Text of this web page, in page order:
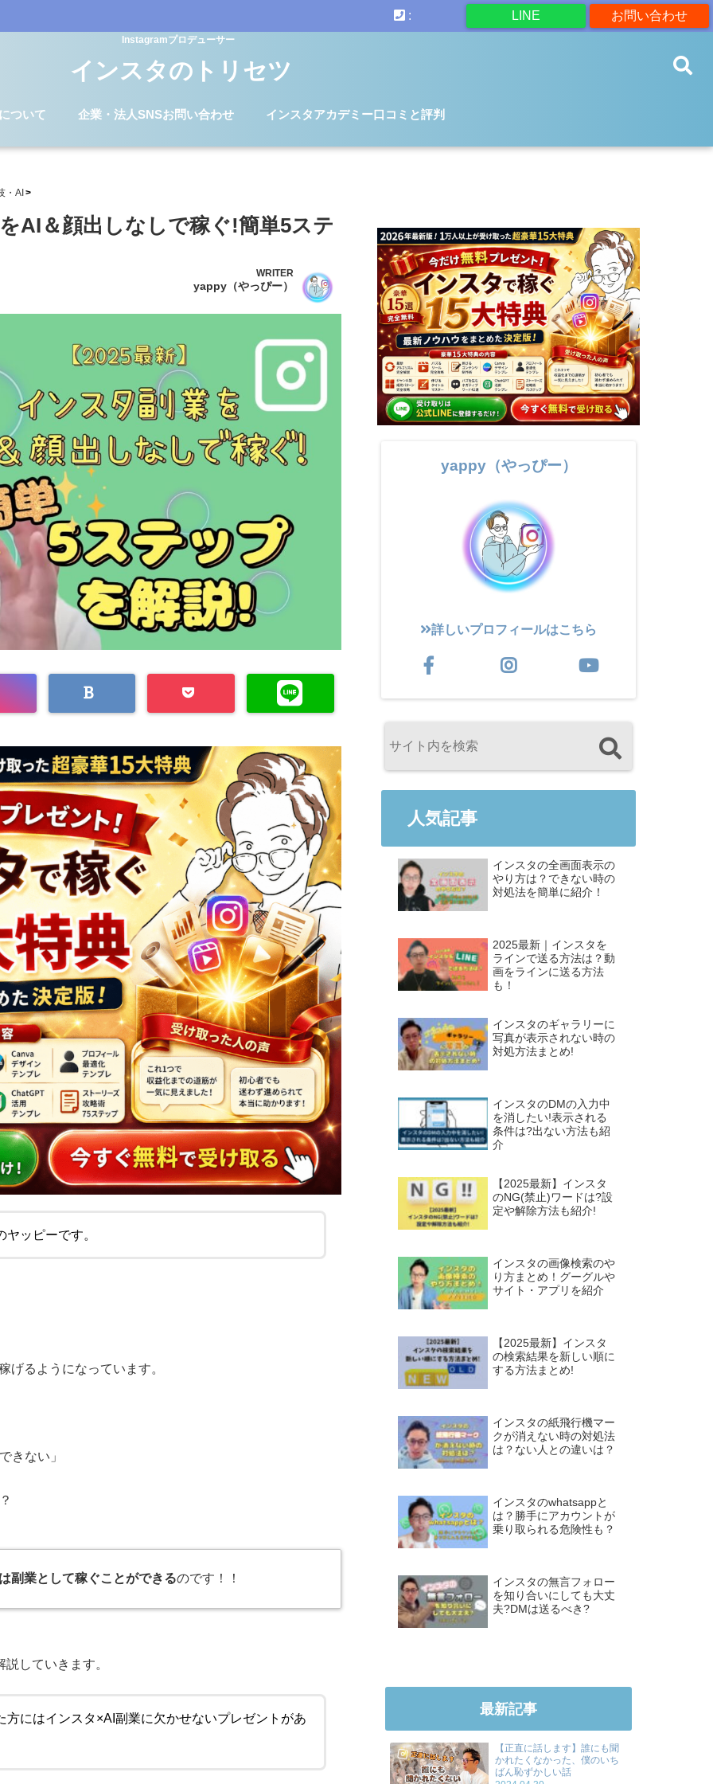
お問い合わせ
LINE
:
Instagramプロデューサー
インスタのトリセツ
ついて 企業・法人SNSお問い合わせ インスタアカデミー口コミと評判
・AI
AI＆顔出しなしで稼ぐ!簡単5ステ
WRITER
yappy（やっぴー）
ッピーです。
げるようになっています。
きない」
副業として稼ぐことができるのです！！
していきます。
方にはインスタ×AI副業に欠かせないプレゼントがあ
yappy（やっぴー）
詳しいプロフィールはこちら
人気記事
インスタの全画面表示の
やり方は？できない時の
対処法を簡単に紹介！
2025最新｜インスタを
ラインで送る方法は？動
画をラインに送る方法
も！
インスタのギャラリーに
写真が表示されない時の
対処方法まとめ!
インスタのDMの入力中
を消したい!表示される
条件は?出ない方法も紹
介
【2025最新】インスタ
のNG(禁止)ワードは?設
定や解除方法も紹介!
インスタの画像検索のや
り方まとめ！グーグルや
サイト・アプリを紹介
【2025最新】インスタ
の検索結果を新しい順に
する方法まとめ!
インスタの紙飛行機マー
クが消えない時の対処法
は？ない人との違いは？
インスタのwhatsappと
は？勝手にアカウントが
乗り取られる危険性も？
インスタの無言フォロー
を知り合いにしても大丈
夫?DMは送るべき?
最新記事
【正直に話します】誰にも聞
かれたくなかった、僕のいち
ばん恥ずかしい話